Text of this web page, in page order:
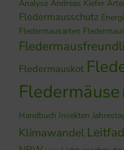
Analyse Andreas Kiefer
Fledermausschutz
Fledermausarten
Fledermauskot
Fledermäuse
Handbuch Insekten
Klimawandel